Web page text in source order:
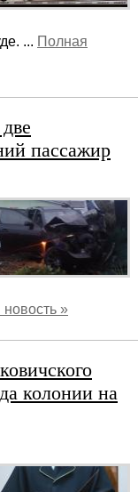
... Полная
пассажир
»
колонии на